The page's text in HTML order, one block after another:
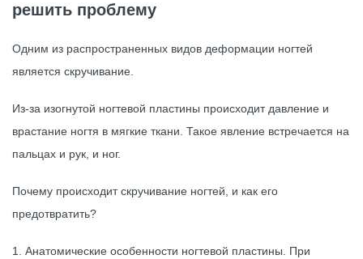
решить проблему
Одним из распространенных видов деформации ногтей
является скручивание.
Из-за изогнутой ногтевой пластины происходит давление и
врастание ногтя в мягкие ткани. Такое явление встречается на
пальцах и рук, и ног.
Почему происходит скручивание ногтей, и как его
предотвратить?
1. Анатомические особенности ногтевой пластины. При